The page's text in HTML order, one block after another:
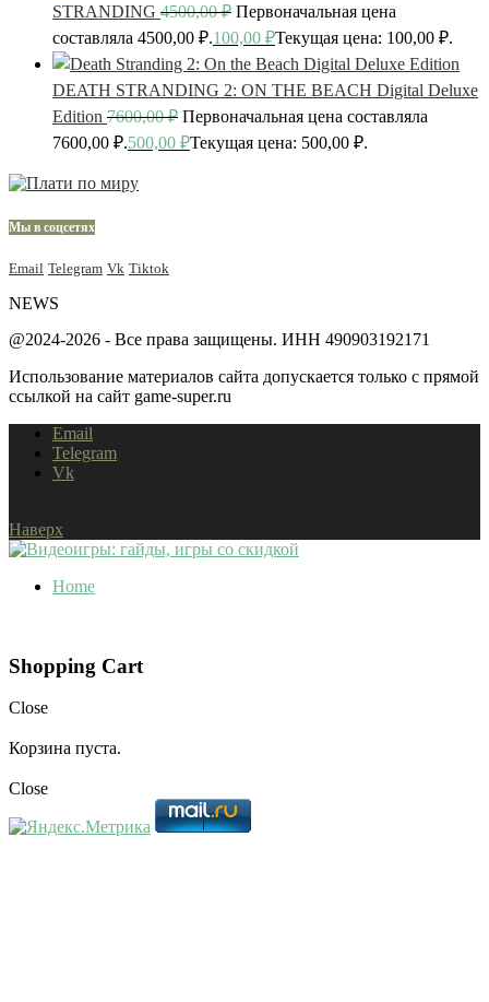
STRANDING 4500,00₽ Первоначальная цена
составляла 4500,00 ₽.100,00 ₽Текущая цена: 100,00 ₽.
DEATH STRANDING 2: ON THE BEACH Digital Deluxe
Edition 7600,00₽ Первоначальная цена составляла
7600,00 ₽.500,00 ₽Текущая цена: 500,00 ₽.
Мы в соцсетях
Email Telegram Vk Tiktok
NEWS
@2024-2026 - Все права защищены. ИНН 490903192171
Использование материалов сайта допускается только с прямой
ссылкой на сайт game-super.ru
Email
Telegram
Vk
Наверх
Home
Shopping Cart
Close
Корзина пуста.
Close